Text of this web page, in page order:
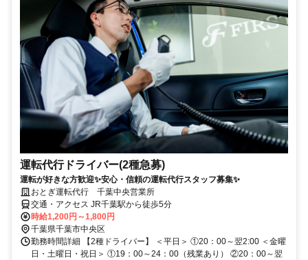
運転代行ドライバー(2種急募)
運転が好きな方歓迎✨安心・信頼の運転代行スタッフ募集✨
おとぎ運転代行 千葉中央営業所
交通・アクセス JR千葉駅から徒歩5分
時給1,200円～1,800円
千葉県千葉市中央区
勤務時間詳細 【2種ドライバー】 ＜平日＞ ①20：00～翌2:00 ＜金曜
日・土曜日・祝日＞ ①19：00～24：00（残業あり） ②20：00～翌